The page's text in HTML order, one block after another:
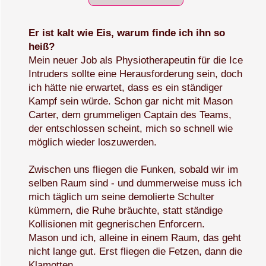
Er ist kalt wie Eis, warum finde ich ihn so
heiß?
Mein neuer Job als Physiotherapeutin für die Ice
Intruders sollte eine Herausforderung sein, doch
ich hätte nie erwartet, dass es ein ständiger
Kampf sein würde. Schon gar nicht mit Mason
Carter, dem grummeligen Captain des Teams,
der entschlossen scheint, mich so schnell wie
möglich wieder loszuwerden.
Zwischen uns fliegen die Funken, sobald wir im
selben Raum sind - und dummerweise muss ich
mich täglich um seine demolierte Schulter
kümmern, die Ruhe bräuchte, statt ständige
Kollisionen mit gegnerischen Enforcern.
Mason und ich, alleine in einem Raum, das geht
nicht lange gut. Erst fliegen die Fetzen, dann die